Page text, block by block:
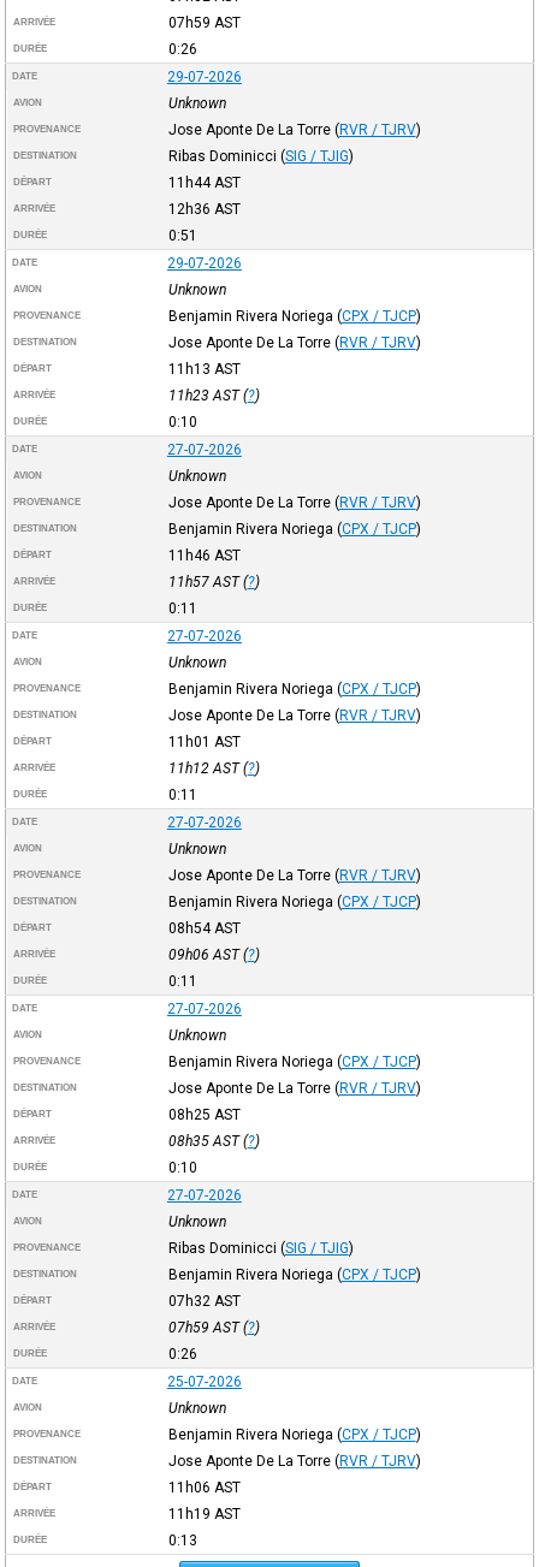
ARRIVÉE 07h59 AST
DURÉE 0:26
DATE 29-07-2026
AVION Unknown
PROVENANCE Jose Aponte De La Torre (RVR / TJRV)
DESTINATION Ribas Dominicci (SIG / TJIG)
DÉPART 11h44 AST
ARRIVÉE 12h36 AST
DURÉE 0:51
DATE 29-07-2026
AVION Unknown
PROVENANCE Benjamin Rivera Noriega (CPX / TJCP)
DESTINATION Jose Aponte De La Torre (RVR / TJRV)
DÉPART 11h13 AST
ARRIVÉE 11h23 AST(?)
DURÉE 0:10
DATE 27-07-2026
AVION Unknown
PROVENANCE Jose Aponte De La Torre (RVR / TJRV)
DESTINATION Benjamin Rivera Noriega (CPX / TJCP)
DÉPART 11h46 AST
ARRIVÉE 11h57 AST(?)
DURÉE 0:11
DATE 27-07-2026
AVION Unknown
PROVENANCE Benjamin Rivera Noriega (CPX / TJCP)
DESTINATION Jose Aponte De La Torre (RVR / TJRV)
DÉPART 11h01 AST
ARRIVÉE 11h12 AST(?)
DURÉE 0:11
DATE 27-07-2026
AVION Unknown
PROVENANCE Jose Aponte De La Torre (RVR / TJRV)
DESTINATION Benjamin Rivera Noriega (CPX / TJCP)
DÉPART 08h54 AST
ARRIVÉE 09h06 AST(?)
DURÉE 0:11
DATE 27-07-2026
AVION Unknown
PROVENANCE Benjamin Rivera Noriega (CPX / TJCP)
DESTINATION Jose Aponte De La Torre (RVR / TJRV)
DÉPART 08h25 AST
ARRIVÉE 08h35 AST(?)
DURÉE 0:10
DATE 27-07-2026
AVION Unknown
PROVENANCE Ribas Dominicci (SIG / TJIG)
DESTINATION Benjamin Rivera Noriega (CPX / TJCP)
DÉPART 07h32 AST
ARRIVÉE 07h59 AST(?)
DURÉE 0:26
DATE 25-07-2026
AVION Unknown
PROVENANCE Benjamin Rivera Noriega (CPX / TJCP)
DESTINATION Jose Aponte De La Torre (RVR / TJRV)
DÉPART 11h06 AST
ARRIVÉE 11h19 AST
DURÉE 0:13